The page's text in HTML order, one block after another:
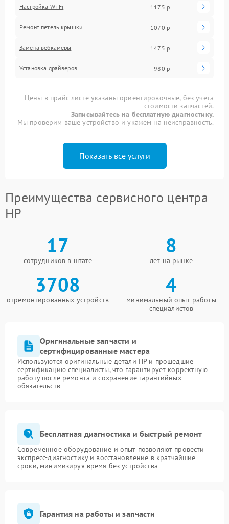
Настройка Wi-Fi 1175 р
Ремонт петель крышки 1070 р
Замена вебкамеры 1475 р
Установка драйверов 980 р
Цены в прайс-листе указаны ориентировочные, без учета
стоимости запчастей.
Записывайтесь на бесплатную диагностику.
Мы проверим ваше устройство и укажем на неисправность.
Показать все услуги
Преимущества сервисного центра
HP
17
сотрудников в штате
8
лет на рынке
3708
отремонтированных устройств
4
минимальный опыт работы
специалистов
Оригинальные запчасти и
сертифицированные мастера
Используются оригинальные детали HP и прошедшие
сертификацию специалисты, что гарантирует корректную
работу после ремонта и сохранение гарантийных
обязательств
Бесплатная диагностика и быстрый ремонт
Современное оборудование и опыт позволяют провести
экспресс-диагностику и восстановление в кратчайшие
сроки, минимизируя время без устройства
Гарантия на работы и запчасти